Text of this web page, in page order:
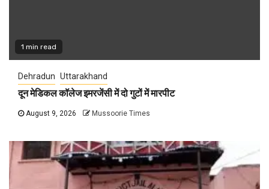
1 min read
Dehradun Uttarakhand
दून मेडिकल कॉलेज इमरजेंसी में दो गुटों में मारपीट
August 9, 2026 Mussoorie Times